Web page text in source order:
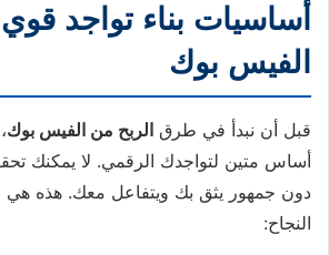
أساسيات بناء تواجد
الفيس بوك
قبل أن نبدأ في طرق الربح من الفيس بوك
أساس متين لتواجدك الرقمي. لا يمكنك
دون جمهور يثق بك ويتفاعل معك. هذه هي
النجاح: